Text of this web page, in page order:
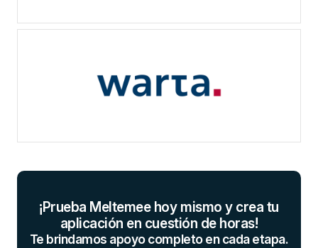
¡Prueba Meltemee hoy mismo y crea tu
aplicación en cuestión de horas!
Te brindamos apoyo completo en cada etapa.